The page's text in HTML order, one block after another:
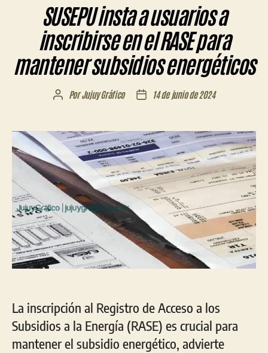
SUSEPU insta a usuarios a
inscribirse en el RASE para
mantener subsidios energéticos
Autor
entrada
PorJujuy Gráfico
Fecha
entrada
14 de junio de 2024
La inscripción al Registro de Acceso a los
Subsidios a la Energía (RASE) es crucial para
mantener el subsidio energético, advierte